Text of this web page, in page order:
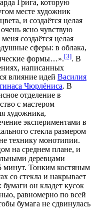
Грига, которую
месте художник
и создаётся целая
ясно чувствую
создаётся целая
сферы: в облака,
формы…».[3]. В
написанных
влияние идей Василия
Чюрлёниса. В
отделение в
с мастером
художника,
экспериментами в
стекла размером
технику монотипии.
на среднем плане, и
деревцами
минут. Тонким костяным
со стекла и накрывает
он кладет кусок
равномерно по всей
бумага не сдвинулась